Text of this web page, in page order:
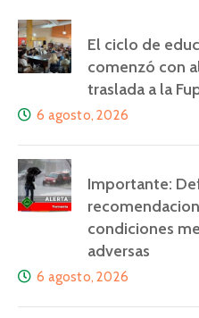
El ciclo de
comenzó con
traslada a la
6 agosto, 2026
Importante:
condiciones
adversas
6 agosto, 2026